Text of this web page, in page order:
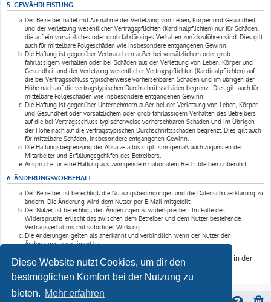
Diese Website nutzt Cookies, um dir den
bestmöglichen Komfort bei der Nutzung zu
bieten. Mehr erfahren
5. GEWÄHRLEISTUNG
Der Betreiber haftet mit Ausnahme der Verletzung von Leben, Körper und Gesundheit
und der Verletzung wesentlicher Vertragspflichten (Kardinalpflichten) nur für Schäden,
die auf ein vorsätzliches oder grob fahrlässiges Verhalten zurückzuführen sind. Dies gilt
auch für mittelbare Folgeschäden wie insbesondere entgangenen Gewinn.
Die Haftung ist gegenüber Verbrauchern außer bei vorsätzlichem oder grob
fahrlässigem Verhalten oder bei Schäden aus der Verletzung von Leben, Körper und
Gesundheit und der Verletzung wesentlicher Vertragspflichten (Kardinalpflichten) auf
die bei Vertragsschluss typischerweise vorhersehbaren Schäden und im übrigen der
Höhe nach auf die vertragstypischen Durchschnittsschäden begrenzt. Dies gilt auch für
mittelbare Folgeschäden wie insbesondere entgangenen Gewinn.
Die Haftung ist gegenüber Unternehmern außer bei der Verletzung von Leben, Körper
und Gesundheit oder vorsätzlichem oder grob fahrlässigem Verhalten des Betreibers
auf die bei Vertragsschluss typischerweise vorhersehbaren Schäden und im Übrigen
der Höhe nach auf die vertragstypischen Durchschnittsschäden begrenzt. Dies gilt auch
für mittelbare Schäden, insbesondere entgangenen Gewinn.
Die Haftungsbegrenzung der Absätze a bis c gilt sinngemäß auch zugunsten der
Mitarbeiter und Erfüllungsgehilfen des Betreibers.
Ansprüche für eine Haftung aus zwingendem nationalem Recht bleiben unberührt.
6. ÄNDERUNGSVORBEHALT
Der Betreiber ist berechtigt, die Nutzungsbedingungen und die Datenschutzerklärung zu
ändern. Die Änderung wird dem Nutzer per E-Mail mitgeteilt.
Der Nutzer ist berechtigt, den Änderungen zu widersprechen. Im Falle des
Widerspruchs erlischt das zwischen dem Betreiber und dem Nutzer bestehende
Vertragsverhältnis mit sofortiger Wirkung.
Die Änderungen gelten als anerkannt und verbindlich, wenn der Nutzer den
Änderungen zugestimmt hat.
Informationen über den Umgang mit deinen persönlichen Daten sind in der
Datenschutzerklärung enthalten.